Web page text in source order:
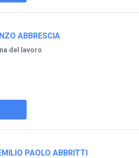
ABBRESCIA
del lavoro
PAOLO ABBRITTI